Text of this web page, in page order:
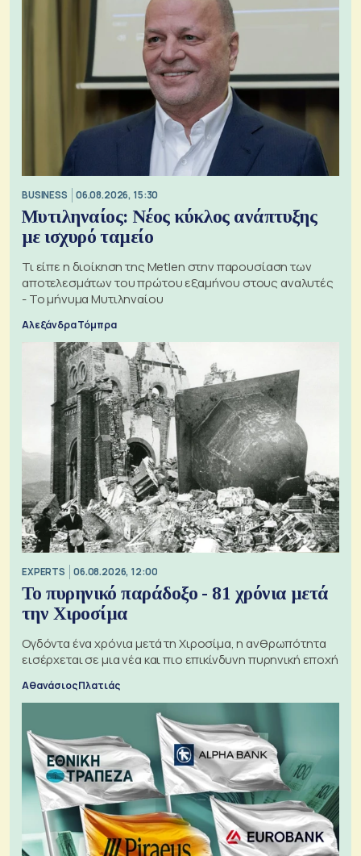
BUSINESS 06.08.2026, 15:30
Μυτιληναίος: Νέος κύκλος ανάπτυξης
με ισχυρό ταμείο
Τι είπε η διοίκηση της Metlen στην παρουσίαση των
αποτελεσμάτων του πρώτου εξαμήνου στους αναλυτές
- Το μήνυμα Μυτιληναίου
Αλεξάνδρα Τόμπρα
EXPERTS 06.08.2026, 12:00
Το πυρηνικό παράδοξο - 81 χρόνια μετά
την Χιροσίμα
Ογδόντα ένα χρόνια μετά τη Χιροσίμα, η ανθρωπότητα
εισέρχεται σε μια νέα και πιο επικίνδυνη πυρηνική εποχή
Αθανάσιος Πλατιάς